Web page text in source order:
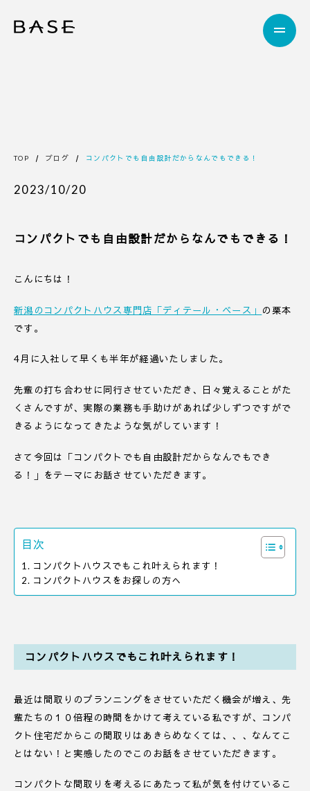
TOP ブログ コンパクトでも自由設計だからなんでもできる！
2023/10/20
コンパクトでも自由設計だからなんでもできる！
こんにちは！
新潟のコンパクトハウス専門店「ディテール・ベース」
の栗本
です。
4月に入社して早くも半年が経過いたしました。
先輩の打ち合わせに同行させていただき、日々覚えることがた
くさんですが、実際の業務も手助けがあれば少しずつですがで
きるようになってきたような気がしています！
さて今回は「コンパクトでも自由設計だからなんでもでき
る！」をテーマにお話させていただきます。
目次
コンパクトハウスでもこれ叶えられます！
コンパクトハウスをお探しの方へ
コンパクトハウスでもこれ叶えられます！
最近は間取りのプランニングをさせていただく機会が増え、先
輩たちの１０倍程の時間をかけて考えている私ですが、コンパ
クト住宅だからこの間取りはあきらめなくては、、、なんてこ
とはない！と実感したのでこのお話をさせていただきます。
コンパクトな間取りを考えるにあたって私が気を付けているこ